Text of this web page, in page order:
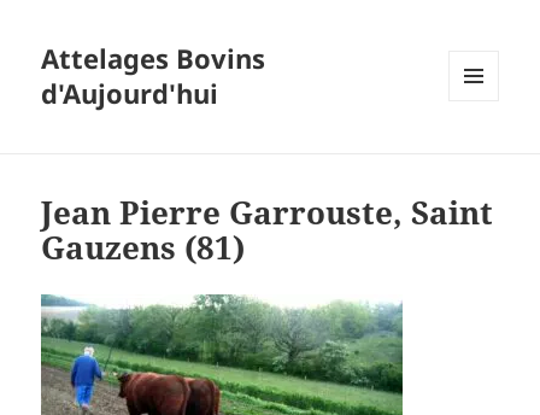
Attelages Bovins
d'Aujourd'hui
Jean Pierre Garrouste, Saint
Gauzens (81)